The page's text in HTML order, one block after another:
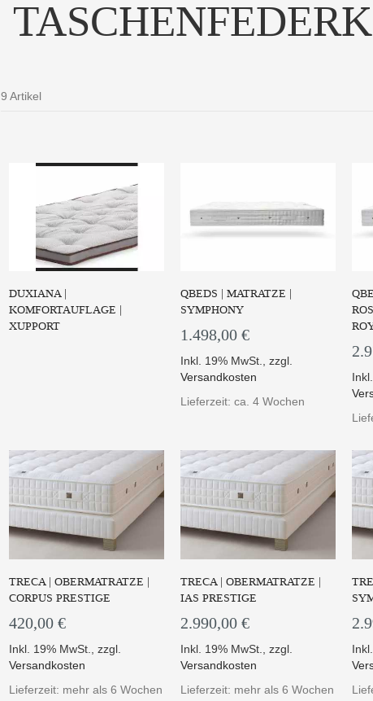
9 Artikel
DUXIANA |
KOMFORTAUFLAGE |
XUPPORT
QBEDS | MATRATZE |
SYMPHONY
1.498,00 €
Inkl. 19% MwSt., zzgl.
Versandkosten
Lieferzeit: ca. 4 Wochen
TRECA | OBERMATRATZE |
CORPUS PRESTIGE
420,00 €
Inkl. 19% MwSt. ,zzgl.
Versandkosten
Lieferzeit: mehr als 6 Wochen
ZUM PRODUKT
TRECA | OBERMATRATZE |
IAS PRESTIGE
2.990,00 €
Inkl. 19% MwSt.
zzgl.
Versandkosten
Lieferzeit: mehr als 6 Wochen